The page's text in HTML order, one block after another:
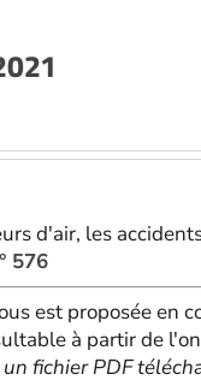
d'air, les
576
est proposée en
à partir de
fichier PDF